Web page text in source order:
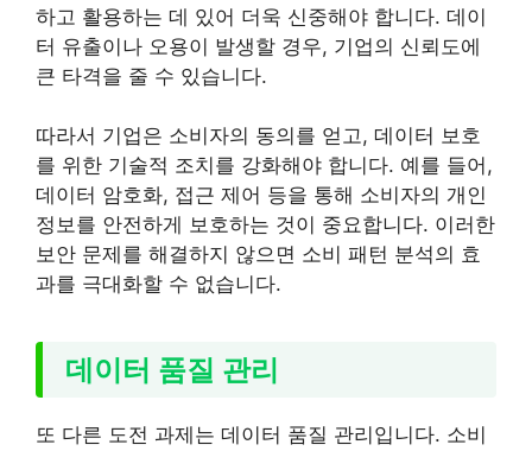
하고 활용하는 데 있어 더욱 신중해야 합니다. 데이
터 유출이나 오용이 발생할 경우, 기업의 신뢰도에
큰 타격을 줄 수 있습니다.
따라서 기업은 소비자의 동의를 얻고, 데이터 보호
를 위한 기술적 조치를 강화해야 합니다. 예를 들어,
데이터 암호화, 접근 제어 등을 통해 소비자의 개인
정보를 안전하게 보호하는 것이 중요합니다. 이러한
보안 문제를 해결하지 않으면 소비 패턴 분석의 효
과를 극대화할 수 없습니다.
데이터 품질 관리
또 다른 도전 과제는 데이터 품질 관리입니다. 소비